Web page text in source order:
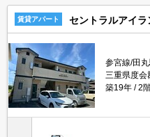
賃貸アパート セントラルアイラ
参宮線/田
三重県度会
築19年
2